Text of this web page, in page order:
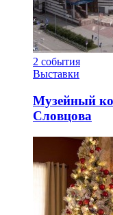
2 события
Выставки
Музейный
Словцова